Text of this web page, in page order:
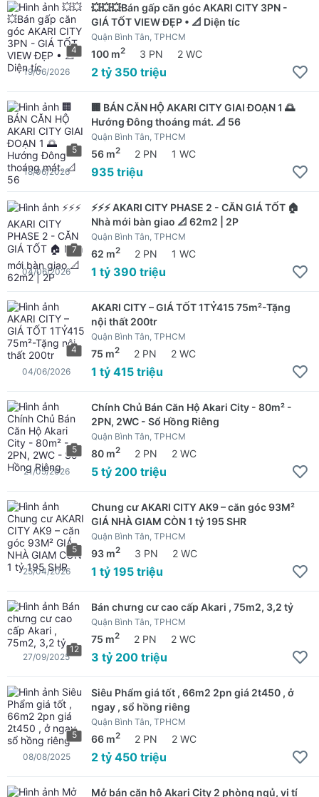
4
💥💥💥Bán gấp căn góc AKARI CITY 3PN -
GIÁ TỐT VIEW ĐẸP • 📐 Diện tíc
Quận Bình Tân, TPHCM
100 m2 3 PN 2 WC
2 tỷ 350 triệu
19/06/2026
5
🏢 BÁN CĂN HỘ AKARI CITY GIAI ĐOẠN 1 🌅
Hướng Đông thoáng mát. 📐 56
Quận Bình Tân, TPHCM
56 m2 2 PN 1 WC
935 triệu
18/06/2026
7
⚡⚡⚡ AKARI CITY PHASE 2 - CĂN GIÁ TỐT 🏠
Nhà mới bàn giao 📐 62m2 | 2P
Quận Bình Tân, TPHCM
62 m2 2 PN 1 WC
1 tỷ 390 triệu
04/06/2026
4
AKARI CITY – GIÁ TỐT 1TỶ415 75m²-Tặng
nội thất 200tr
Quận Bình Tân, TPHCM
75 m2 2 PN 2 WC
1 tỷ 415 triệu
04/06/2026
5
Chính Chủ Bán Căn Hộ Akari City - 80m² -
2PN, 2WC - Sổ Hồng Riêng
Quận Bình Tân, TPHCM
80 m2 2 PN 2 WC
5 tỷ 200 triệu
21/05/2026
5
Chung cư AKARI CITY AK9 – căn góc 93M²
GIÁ NHÀ GIAM CÒN 1 tỷ 195 SHR
Quận Bình Tân, TPHCM
93 m2 3 PN 2 WC
1 tỷ 195 triệu
25/04/2026
12
Bán chưng cư cao cấp Akari , 75m2, 3,2 tỷ
Quận Bình Tân, TPHCM
75 m2 2 PN 2 WC
3 tỷ 200 triệu
27/09/2025
5
Siêu Phẩm giá tốt , 66m2 2pn giá 2t450 , ở
ngay , sổ hồng riêng
Quận Bình Tân, TPHCM
66 m2 2 PN 2 WC
2 tỷ 450 triệu
08/08/2025
Mở bán căn hộ Akari City 2 phòng ngủ, vị tí